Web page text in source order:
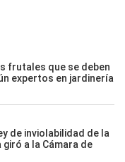
frutales que se deben
expertos en jardinería
de inviolabilidad de la
a la Cámara de